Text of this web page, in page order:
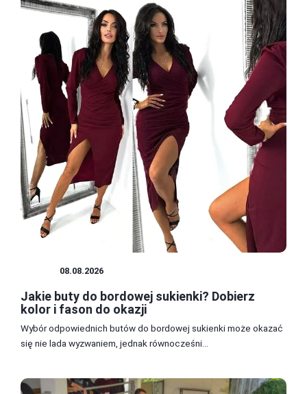
08.08.2026
Jakie buty do bordowej sukienki? Dobierz
kolor i fason do okazji
Wybór odpowiednich butów do bordowej sukienki może okazać
się nie lada wyzwaniem, jednak równocześni...